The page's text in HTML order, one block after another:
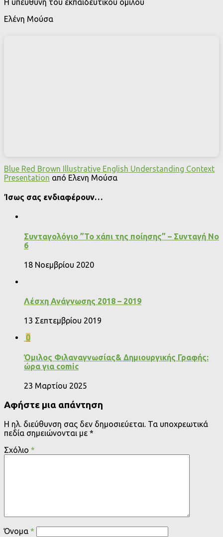
Η υπεύθυνη του εκπαιδευτικού ομίλου
Ελένη Μούσα
Blue Red Brown Illustrative English Understanding Context
Presentation από Ελενη Μούσα
Ίσως σας ενδιαφέρουν…
Συνταγολόγιο ”Το χάπι της ποίησης” – Συνταγή Νο
6
18 Νοεμβρίου 2020
Λέσχη Ανάγνωσης 2018 – 2019
13 Σεπτεμβρίου 2019
0
Όμιλος Φιλαναγνωσίας& Δημιουργικής Γραφής:
ώρα για comic
23 Μαρτίου 2025
Αφήστε μια απάντηση
Η ηλ. διεύθυνση σας δεν δημοσιεύεται. Τα υποχρεωτικά
πεδία σημειώνονται με *
Σχόλιο *
Όνομα *